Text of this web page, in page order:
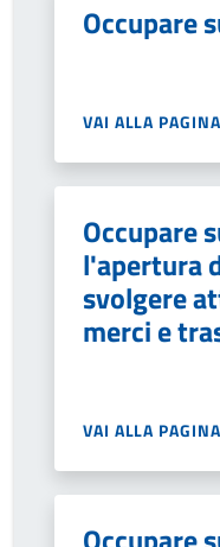
Occupare
VAI ALLA PAGINA
Occupare
l'apertura
svolgere
merci e
VAI ALLA PAGINA